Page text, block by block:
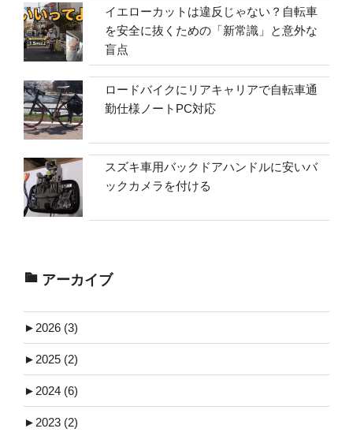
イエローカットは違反じゃない？自転車
を安全に抜くための「新常識」と意外な
盲点
ロードバイクにリアキャリアで自転車通
勤仕様ノートPC対応
スズキ車用バックドアハンドルに安いバ
ックカメラを付ける
アーカイブ
► 2026 (3)
► 2025 (2)
► 2024 (6)
► 2023 (2)